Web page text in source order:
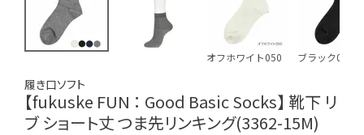
オフホワイト050 ブラック090
履き口ソフト
【fukuske FUN ： Good Basic Socks】 靴下 リ
ブ ショート丈 つま先リンキング(3362-15M)